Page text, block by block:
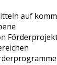
auf